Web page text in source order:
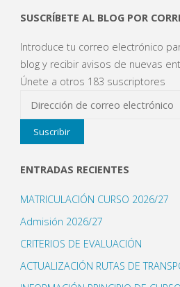
SUSCRÍBETE AL BLOG POR
Introduce tu correo electrónico
blog y recibir avisos de nuevas
Únete a otros 183 suscriptores
correo
Suscribir
ENTRADAS RECIENTES
MATRICULACIÓN CURSO 2026/27
Admisión 2026/27
CRITERIOS DE EVALUACIÓN
ACTUALIZACIÓN RUTAS DE